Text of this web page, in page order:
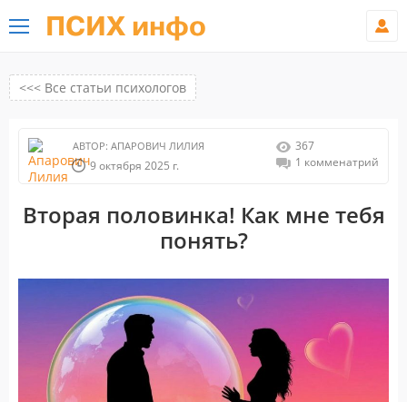
ПСИХ инфо
<<< Все статьи психологов
АВТОР: АПАРОВИЧ ЛИЛИЯ
9 октября 2025 г.
367
1 комменатрий
Вторая половинка! Как мне тебя
понять?